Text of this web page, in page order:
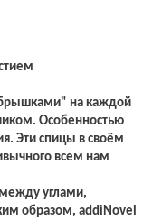
на каждой
Особенностью
Эти спицы в своём
всем нам
между углами,
образом, addiNovel